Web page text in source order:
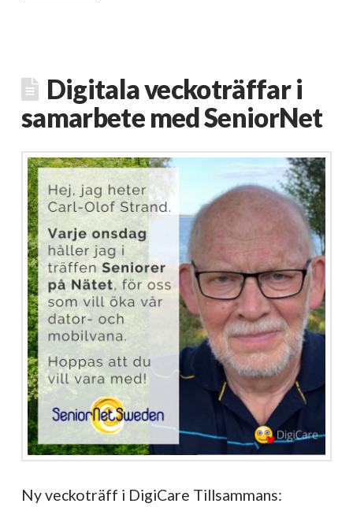
Digitala veckoträffar i
samarbete med SeniorNet
Ny veckoträff i DigiCare Tillsammans: